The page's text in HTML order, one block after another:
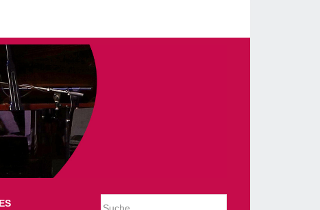
tmpl/default.php on line 54